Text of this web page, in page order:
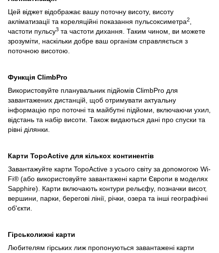
Цей віджет відображає вашу поточну висоту, висоту
акліматизації та кореляційні показання пульсоксиметра2,
частоти пульсу3 та частоти дихання. Таким чином, ви можете
зрозуміти, наскільки добре ваш організм справляється з
поточною висотою.
Функція ClimbPro
Використовуйте планувальник підйомів ClimbPro для
завантажених дистанцій, щоб отримувати актуальну
інформацію про поточні та майбутні підйоми, включаючи ухил,
відстань та набір висоти. Також видаються дані про спуски та
рівні ділянки.
Карти TopoActive для кількох континентів
Завантажуйте карти TopoActive з усього світу за допомогою Wi-
Fi® (або використовуйте завантажені карти Європи в моделях
Sapphire). Карти включають контури рельєфу, позначки висот,
вершини, парки, берегові лінії, річки, озера та інші географічні
об'єкти.
Гірськолижні карти
Любителям гірських лиж пропонуються завантажені карти